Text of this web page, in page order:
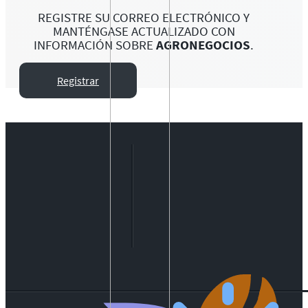
REGISTRE SU CORREO ELECTRÓNICO Y
MANTÉNGASE ACTUALIZADO CON
INFORMACIÓN SOBRE AGRONEGOCIOS.
Registrar